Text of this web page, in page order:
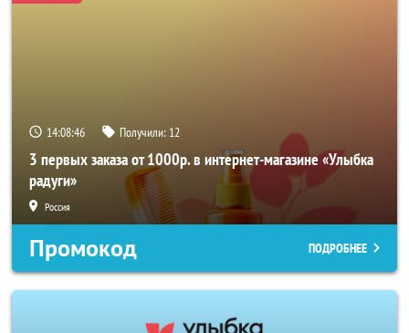
14:08:43 Получили: 12
3 первых заказа от 1000р. в интернет-магазине «Улыбка
радуги»
Россия
Промокод ПОДРОБНЕЕ